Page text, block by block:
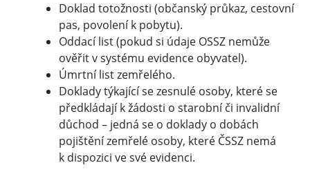
Doklad totožnosti (občanský průkaz, cestovní
pas, povolení k pobytu).
Oddací list (pokud si údaje OSSZ nemůže
ověřit v systému evidence obyvatel).
Úmrtní list zemřelého.
Doklady týkající se zesnulé osoby, které se
předkládají k žádosti o starobní či invalidní
důchod – jedná se o doklady o dobách
pojištění zemřelé osoby, které ČSSZ nemá
k dispozici ve své evidenci.